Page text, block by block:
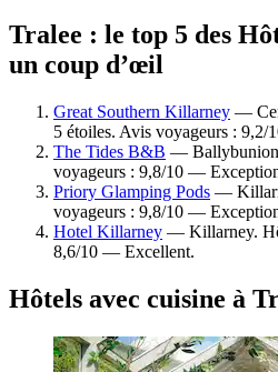
Tralee : le top 5 des
un coup d’œil
Great Southern Killarney —
5 étoiles. Avis voyageurs :
The Tides B&B —
voyageurs : 9,8/10 —
Priory Glamping Pods —
voyageurs : 9,8/10 —
Hotel Killarney — Killarney.
8,6/10 — Excellent.
Hôtels avec cuisine à